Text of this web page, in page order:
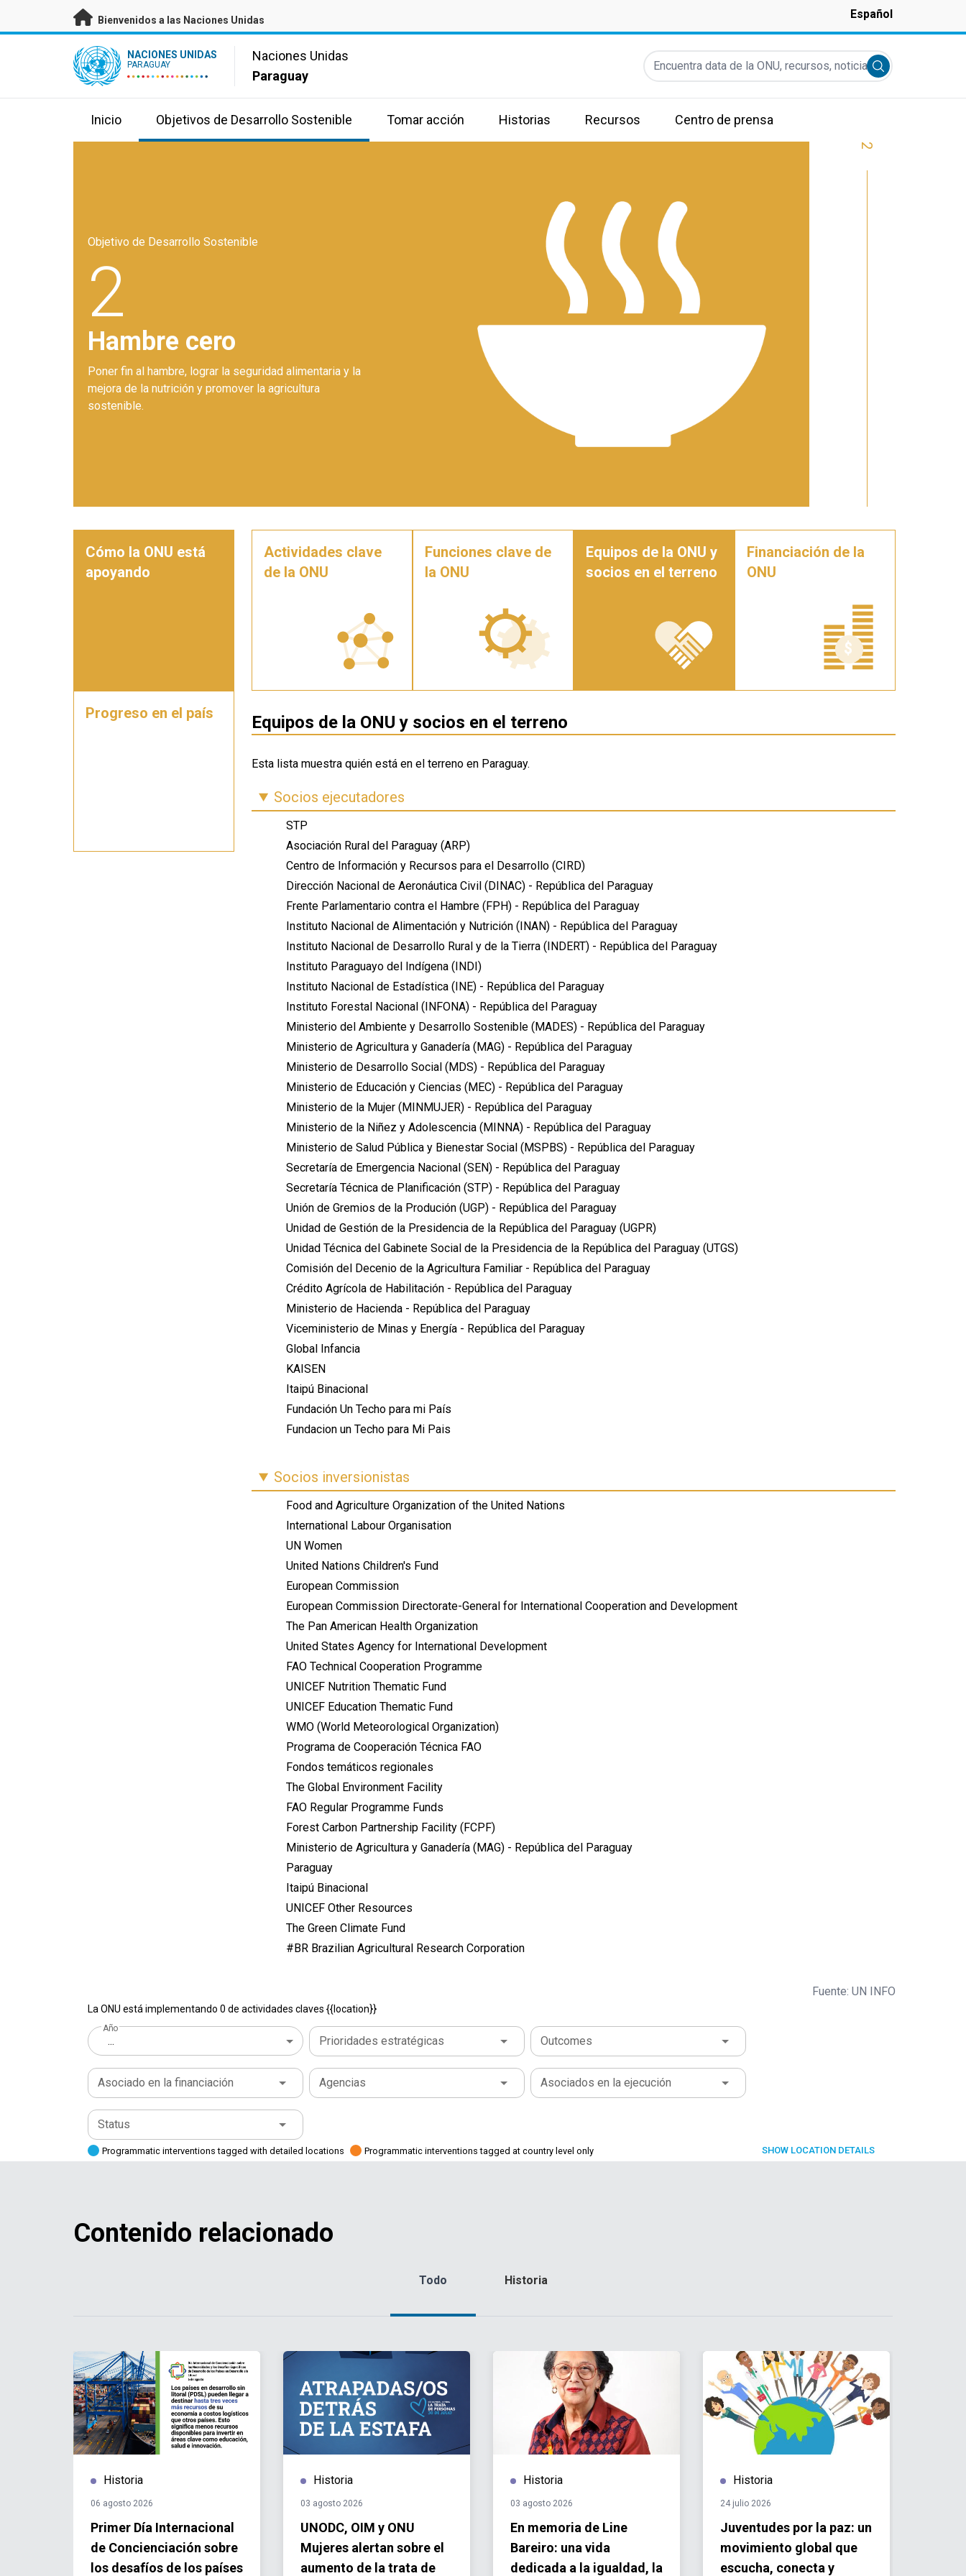
Saltar a contenido principal
Bienvenidos a las Naciones Unidas Español
UN Logo NACIONES UNIDAS
PARAGUAY
Naciones Unidas
Paraguay
Encuentra data de la ONU, recursos, noticias y más...
Submit search
Inicio Objetivos de Desarrollo Sostenible Tomar acción Historias Recursos Centro de prensa
Objetivo de Desarrollo Sostenible
2
Hambre cero
Poner fin al hambre, lograr la seguridad alimentaria y la
mejora de la nutrición y promover la agricultura
sostenible.
2
Cómo la ONU está
apoyando
Progreso en el país
Actividades clave
de la ONU
Funciones clave de
la ONU
Equipos de la ONU y
socios en el terreno
Financiación de la
ONU
Equipos de la ONU y socios en el terreno
Esta lista muestra quién está en el terreno en Paraguay.
Socios ejecutadores
STP
Asociación Rural del Paraguay (ARP)
Centro de Información y Recursos para el Desarrollo (CIRD)
Dirección Nacional de Aeronáutica Civil (DINAC) - República del Paraguay
Frente Parlamentario contra el Hambre (FPH) - República del Paraguay
Instituto Nacional de Alimentación y Nutrición (INAN) - República del Paraguay
Instituto Nacional de Desarrollo Rural y de la Tierra (INDERT) - República del Paraguay
Instituto Paraguayo del Indígena (INDI)
Instituto Nacional de Estadística (INE) - República del Paraguay
Instituto Forestal Nacional (INFONA) - República del Paraguay
Ministerio del Ambiente y Desarrollo Sostenible (MADES) - República del Paraguay
Ministerio de Agricultura y Ganadería (MAG) - República del Paraguay
Ministerio de Desarrollo Social (MDS) - República del Paraguay
Ministerio de Educación y Ciencias (MEC) - República del Paraguay
Ministerio de la Mujer (MINMUJER) - República del Paraguay
Ministerio de la Niñez y Adolescencia (MINNA) - República del Paraguay
Ministerio de Salud Pública y Bienestar Social (MSPBS) - República del Paraguay
Secretaría de Emergencia Nacional (SEN) - República del Paraguay
Secretaría Técnica de Planificación (STP) - República del Paraguay
Unión de Gremios de la Produción (UGP) - República del Paraguay
Unidad de Gestión de la Presidencia de la República del Paraguay (UGPR)
Unidad Técnica del Gabinete Social de la Presidencia de la República del Paraguay (UTGS)
Comisión del Decenio de la Agricultura Familiar - República del Paraguay
Crédito Agrícola de Habilitación - República del Paraguay
Ministerio de Hacienda - República del Paraguay
Viceministerio de Minas y Energía - República del Paraguay
Global Infancia
KAISEN
Itaipú Binacional
Fundación Un Techo para mi País
Fundacion un Techo para Mi Pais
Socios inversionistas
Food and Agriculture Organization of the United Nations
International Labour Organisation
UN Women
United Nations Children's Fund
European Commission
European Commission Directorate-General for International Cooperation and Development
The Pan American Health Organization
United States Agency for International Development
FAO Technical Cooperation Programme
UNICEF Nutrition Thematic Fund
UNICEF Education Thematic Fund
WMO (World Meteorological Organization)
Programa de Cooperación Técnica FAO
Fondos temáticos regionales
The Global Environment Facility
FAO Regular Programme Funds
Forest Carbon Partnership Facility (FCPF)
Ministerio de Agricultura y Ganadería (MAG) - República del Paraguay
Paraguay
Itaipú Binacional
UNICEF Other Resources
The Green Climate Fund
#BR Brazilian Agricultural Research Corporation
Fuente: UN INFO
La ONU está implementando 0 de actividades claves {{location}}
Año
... Prioridades estratégicas Outcomes
Asociado en la financiación Agencias Asociados en la ejecución
Status
Programmatic interventions tagged with detailed locations Programmatic interventions tagged at country level only SHOW LOCATION DETAILS
Contenido relacionado
Todo Historia
Historia
06 agosto 2026
Primer Día Internacional
de Concienciación sobre
los desafíos de los países
Historia
03 agosto 2026
UNODC, OIM y ONU
Mujeres alertan sobre el
aumento de la trata de
Historia
03 agosto 2026
En memoria de Line
Bareiro: una vida
dedicada a la igualdad, la
Historia
24 julio 2026
Juventudes por la paz: un
movimiento global que
escucha, conecta y